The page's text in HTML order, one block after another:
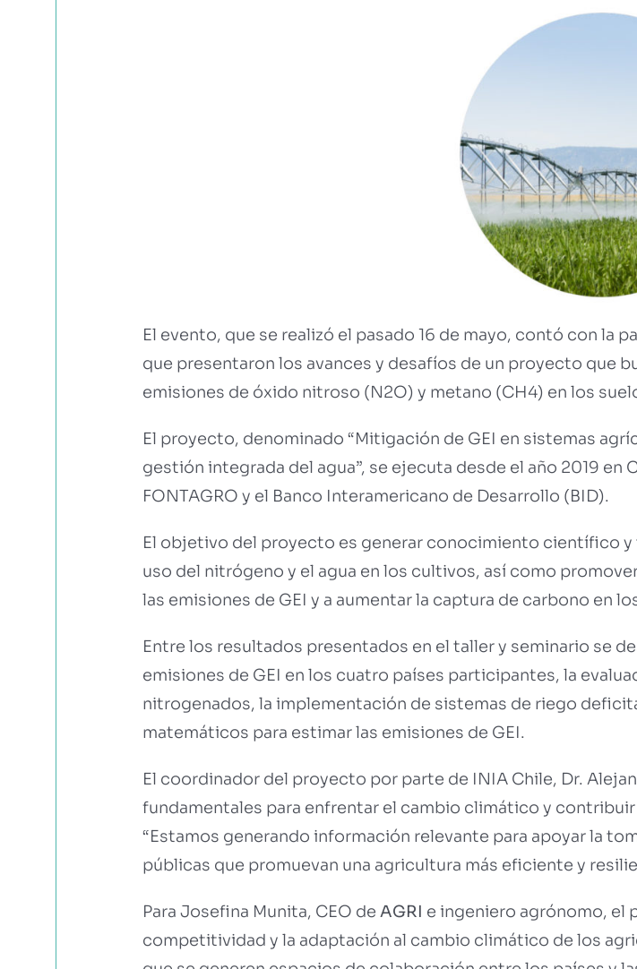
El evento, que se realizó el pasado 16 de mayo, contó con
que presentaron los avances y desafíos de un proyecto que
emisiones de óxido nitroso (N2O) y metano (CH4) en los
El proyecto, denominado “Mitigación de GEI en sistemas
gestión integrada del agua”, se ejecuta desde el año 2019
FONTAGRO y el Banco Interamericano de Desarrollo (BID).
El objetivo del proyecto es generar conocimiento científico
uso del nitrógeno y el agua en los cultivos, así como
las emisiones de GEI y a aumentar la captura de carbono en
Entre los resultados presentados en el taller y seminario se
emisiones de GEI en los cuatro países participantes, la
nitrogenados, la implementación de sistemas de riego
matemáticos para estimar las emisiones de GEI.
El coordinador del proyecto por parte de INIA Chile, Dr.
fundamentales para enfrentar el cambio climático y
“Estamos generando información relevante para apoyar la
públicas que promuevan una agricultura más eficiente y
Para Josefina Munita, CEO deAGRI e ingeniero agrónomo, el
competitividad y la adaptación al cambio climático de los